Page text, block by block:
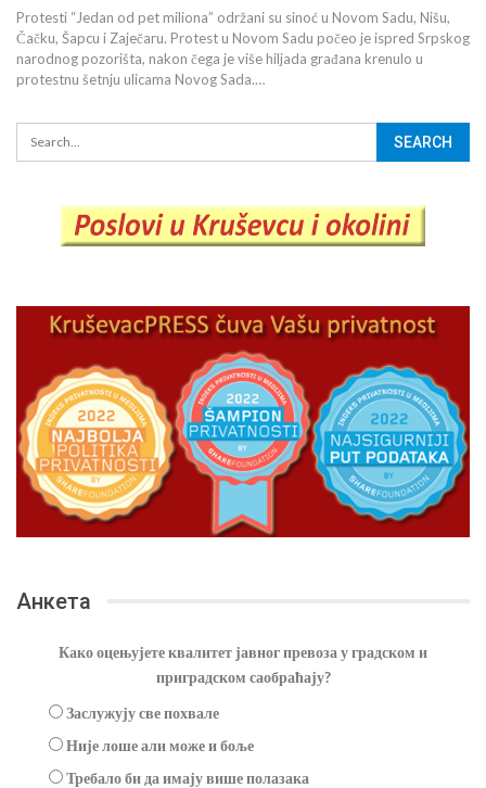
Protesti “Jedan od pet miliona” održani su sinoć u Novom Sadu, Nišu,
Čačku, Šapcu i Zaječaru. Protest u Novom Sadu počeo je ispred Srpskog
narodnog pozorišta, nakon čega je više hiljada građana krenulo u
protestnu šetnju ulicama Novog Sada.…
Анкета
Како оцењујете квалитет јавног превоза у градском и
приградском саобраћају?
Заслужују све похвале
Није лоше али може и боље
Требало би да имају више полазака